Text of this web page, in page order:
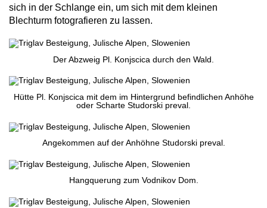
sich in der Schlange ein, um sich mit dem kleinen
Blechturm fotografieren zu lassen.
Der Abzweig Pl. Konjscica durch den Wald.
Hütte Pl. Konjscica mit dem im Hintergrund befindlichen Anhöhe
oder Scharte Studorski preval.
Angekommen auf der Anhöhne Studorski preval.
Hangquerung zum Vodnikov Dom.